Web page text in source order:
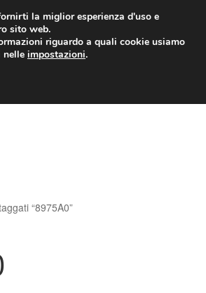
da 7 EUR
- 16:00/800 580 290
“8975A0”
la miglior esperienza d'uso e
sito web.
riguardo a quali cookie usiamo
impostazioni.